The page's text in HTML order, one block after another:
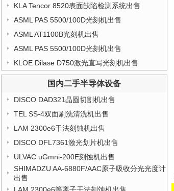
KLA Tencor 8520表面缺陷检测系统出售
ASML PAS 5500/100D光刻机出售
ASML AT1100B光刻机出售
ASML PAS 5500/100D光刻机出售
KLOE Dilase D750激光直写光刻机出售
国内二手半导体设备
DISCO DAD321晶圆切割机出售
TEL SS-4双面刷洗清洗机出售
LAM 2300e6干法刻蚀机出售
DISCO DFL7361激光划片机出售
ULVAC uGmni-200E刻蚀机出售
SHIMADZU AA-6880F/AAC原子吸收分光光度计
出售